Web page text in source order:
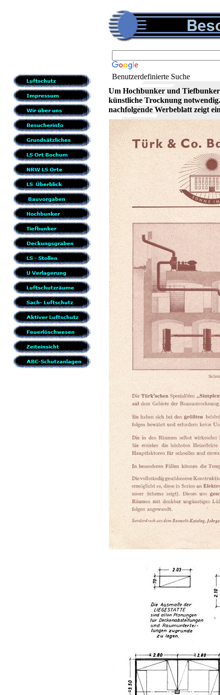
Um Hochbunker und
künstliche Trocknung
nachfolgende Werbeblatt zeigt
Benutzerdefinierte Suche